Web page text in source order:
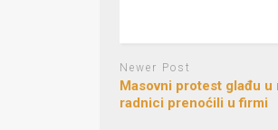
Newer Post
Masovni protest glađu u
radnici prenoćili u firmi